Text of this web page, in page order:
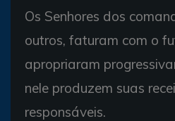
Os Senhores dos
outros, faturam com o
apropriaram
nele produzem suas
responsáveis.